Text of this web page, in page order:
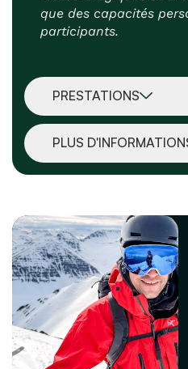
PRESTATIONS
PLUS
que des capacités
participants.